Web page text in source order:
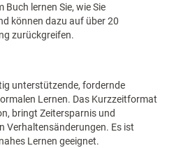
Buch lernen Sie, wie Sie
können dazu auf über 20
zurückgreifen.
unterstützende, fordernde
Lernen. Das Kurzzeitformat
bringt Zeitersparnis und
Verhaltensänderungen. Es ist
Lernen geeignet.